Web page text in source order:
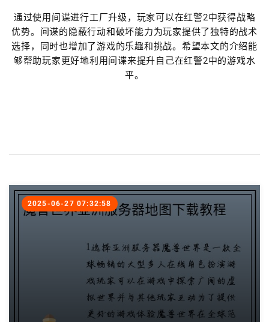
通过使用间谍进行工厂升级，玩家可以在红警2中获得战略
优势。间谍的隐蔽行动和破坏能力为玩家提供了独特的战术
选择，同时也增加了游戏的乐趣和挑战。希望本文的介绍能
够帮助玩家更好地利用间谍来提升自己在红警2中的游戏水
平。
2025-06-27 07:32:58